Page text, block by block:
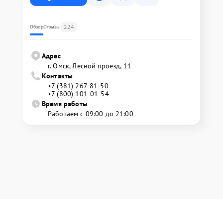
ОбзорОтзывы 224
Адрес
г. Омск, ​Лесной проезд, 11
Контакты
+7 (381) 267-81-50
+7 (800) 101-01-54
Время работы
Работаем с 09:00 до 21:00